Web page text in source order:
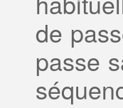
de
passe